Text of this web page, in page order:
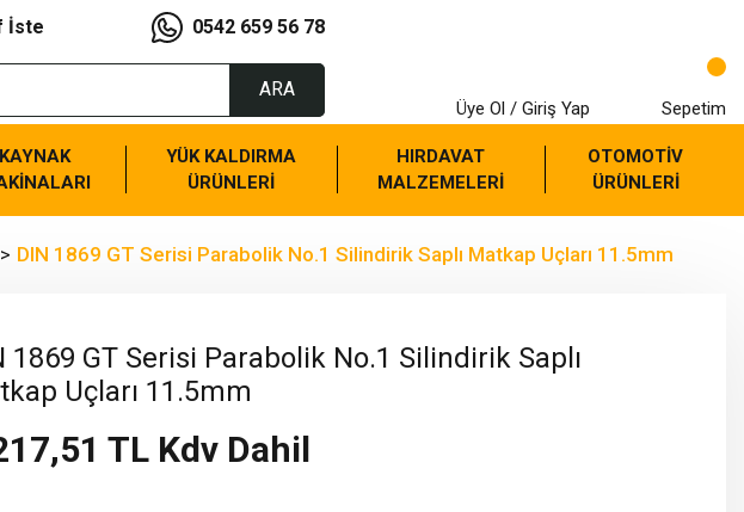
İste 0542 659 56 78
ARA
Üye Ol / Giriş Yap Sepetim
KAYNAK
YÜK KALDIRMA
ÜRÜNLERİ
HIRDAVAT
MALZEMELERİ
OTOMOTİV
ÜRÜNLERİ
DIN 1869 GT Serisi Parabolik No.1 Silindirik Saplı Matkap Uçları 11.5mm
1869 GT Serisi Parabolik No.1 Silindirik Saplı
Uçları 11.5mm
TL Kdv Dahil